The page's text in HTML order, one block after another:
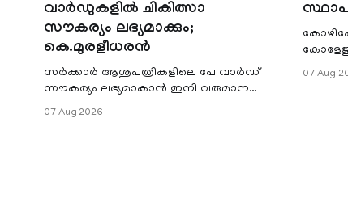
വാർഡുകളിൽ ചികിത്സാ
സൗകര്യം ലഭ്യമാക്കും;
കെ.മുരളീധരൻ
സർക്കാർ ആശുപത്രികളിലെ പേ വാർഡ്
സൗകര്യം ലഭ്യമാകാൻ ഇനി വരുമാന
വരുമാനം പരിഗണിക്കാതെ എല്ലാ
07 Aug 2026
07 Aug